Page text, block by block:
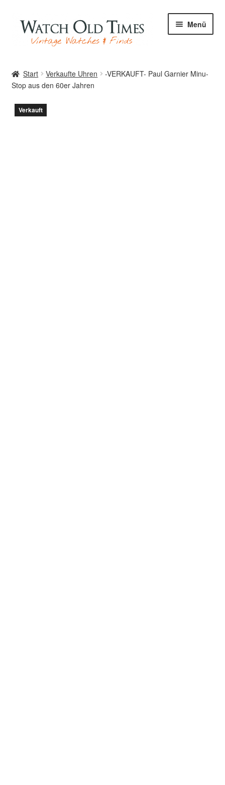
Zur
Navigation
springen
Zum
Inhalt
springen
Menü
Uhren
Start Verkaufte Uhren
-VERKAUFT- Paul Garnier Minu-
Stop aus den 60er Jahren
Verkauft